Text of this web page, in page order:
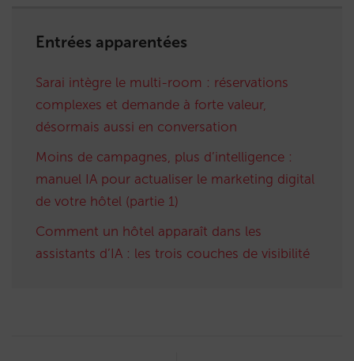
Entrées apparentées
Sarai intègre le multi-room : réservations
complexes et demande à forte valeur,
désormais aussi en conversation
Moins de campagnes, plus d’intelligence :
manuel IA pour actualiser le marketing digital
de votre hôtel (partie 1)
Comment un hôtel apparaît dans les
assistants d’IA : les trois couches de visibilité